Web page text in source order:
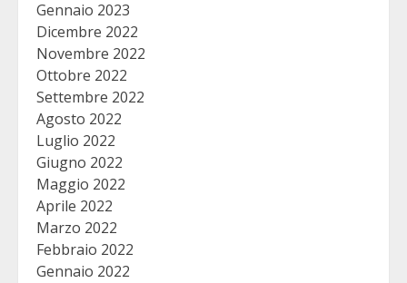
Gennaio 2023
Dicembre 2022
Novembre 2022
Ottobre 2022
Settembre 2022
Agosto 2022
Luglio 2022
Giugno 2022
Maggio 2022
Aprile 2022
Marzo 2022
Febbraio 2022
Gennaio 2022